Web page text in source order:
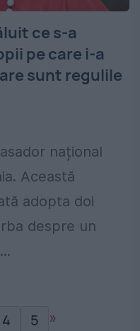
ce s-a
pe care i-a
sunt regulile
național
Această
adopta doi
despre un
4 5 »